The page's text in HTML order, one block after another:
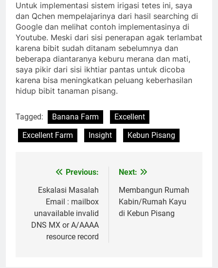
Untuk implementasi sistem irigasi tetes ini, saya
dan Qchen mempelajarinya dari hasil searching di
Google dan melihat contoh implementasinya di
Youtube. Meski dari sisi penerapan agak terlambat
karena bibit sudah ditanam sebelumnya dan
beberapa diantaranya keburu merana dan mati,
saya pikir dari sisi ikhtiar pantas untuk dicoba
karena bisa meningkatkan peluang keberhasilan
hidup bibit tanaman pisang.
Tagged: Banana Farm
Excellent
Excellent Farm
Insight Kebun Pisang
navigation
Previous:
Eskalasi Masalah
Email : mailbox
unavailable invalid
DNS MX or A/AAAA
resource record
Next:
Membangun Rumah
Kabin/Rumah Kayu
di Kebun Pisang